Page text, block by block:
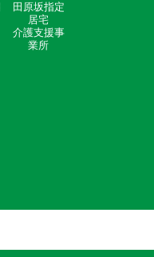
田原坂指定
居宅
介護支援事
業所